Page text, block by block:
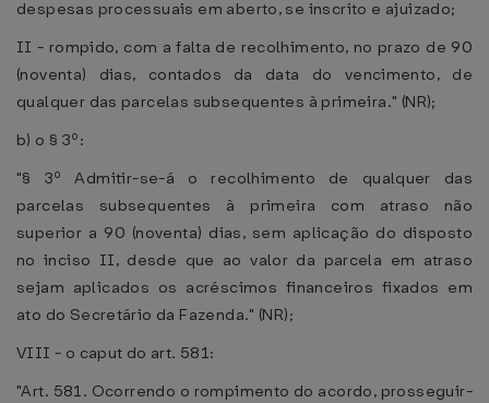
despesas processuais em aberto, se inscrito e ajuizado;
II - rompido, com a falta de recolhimento, no prazo de 90
(noventa) dias, contados da data do vencimento, de
qualquer das parcelas subsequentes à primeira." (NR);
b) o § 3º:
"§ 3º Admitir-se-á o recolhimento de qualquer das
parcelas subsequentes à primeira com atraso não
superior a 90 (noventa) dias, sem aplicação do disposto
no inciso II, desde que ao valor da parcela em atraso
sejam aplicados os acréscimos financeiros fixados em
ato do Secretário da Fazenda." (NR);
VIII - o caput do art. 581:
"Art. 581. Ocorrendo o rompimento do acordo, prosseguir-